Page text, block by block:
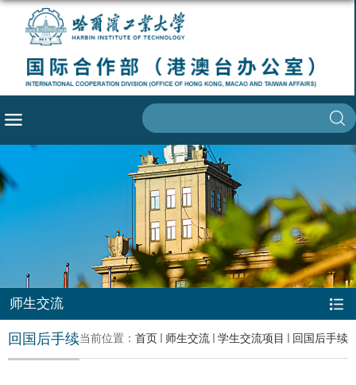
师生交流
当前位置： 首页 师生交流 学生交流项目 回国后手续
回国后手续